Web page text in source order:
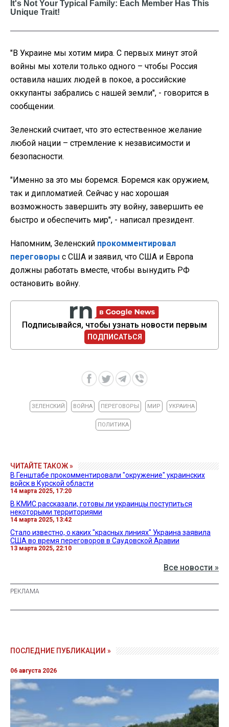
"В Украине мы хотим мира. С первых минут этой
войны мы хотели только одного – чтобы Россия
оставила наших людей в покое, а российские
оккупанты забрались с нашей земли", - говорится в
сообщении.
Зеленский считает, что это естественное желание
любой нации – стремление к независимости и
безопасности.
"Именно за это мы боремся. Боремся как оружием,
так и дипломатией. Сейчас у нас хорошая
возможность завершить эту войну, завершить ее
быстро и обеспечить мир", - написал президент.
Напомним, Зеленский прокомментировал
переговоры с США и заявил, что США и Европа
должны работать вместе, чтобы вынудить РФ
остановить войну.
Подписывайся, чтобы узнать новости первым
ПОДПИСАТЬСЯ
ЗЕЛЕНСКИЙ ВОЙНА ПЕРЕГОВОРЫ МИР УКРАИНА
ПОЛИТИКА
ЧИТАЙТЕ ТАКОЖ »
В Генштабе прокомментировали "окружение" украинских
войск в Курской области
14 марта 2025, 17:20
В КМИС рассказали, готовы ли украинцы поступиться
некоторыми территориями
14 марта 2025, 13:42
Стало известно, о каких "красных линиях" Украина заявила
США во время переговоров в Саудовской Аравии
13 марта 2025, 22:10
Все новости »
ПОСЛЕДНИЕ ПУБЛИКАЦИИ »
06 августа 2026